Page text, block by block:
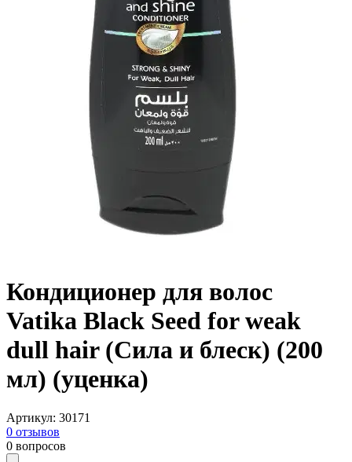
Кондиционер для волос
Vatika Black Seed for weak
dull hair (Сила и блеск) (200
мл) (уценка)
Артикул: 30171
0 отзывов
0 вопросов